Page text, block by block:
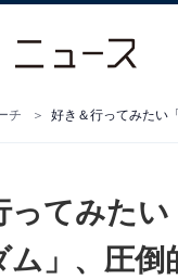
チ 好き＆行ってみたい
ってみた
ム」、圧